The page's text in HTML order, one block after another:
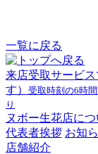
一覧に戻る
来店受取サービ
す） 受取時刻の6時
り
ヌボー生花店につ
代表者挨拶 お知
店舗紹介